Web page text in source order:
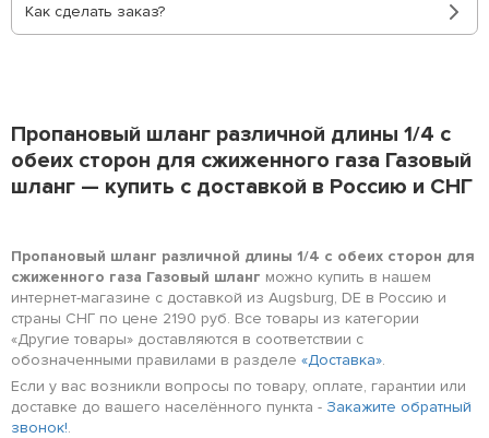
Как сделать заказ?
Пропановый шланг различной длины 1/4 с
обеих сторон для сжиженного газа Газовый
шланг — купить с доставкой в Россию и СНГ
Пропановый шланг различной длины 1/4 с обеих сторон для
сжиженного газа Газовый шланг можно купить в нашем
интернет-магазине с доставкой из Augsburg, DE в Россию и
страны СНГ по цене 2190 руб. Все товары из категории
«Другие товары» доставляются в соответствии с
обозначенными правилами в разделе «Доставка».
Если у вас возникли вопросы по товару, оплате, гарантии или
доставке до вашего населённого пункта - Закажите обратный
звонок!.